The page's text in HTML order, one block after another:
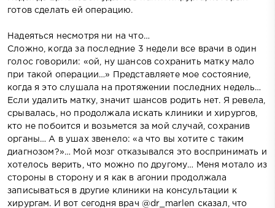
готов сделать ей операцию.
Надеяться несмотря ни на что…
Сложно, когда за последние 3 недели все врачи в один
голос говорили: «ой, ну шансов сохранить матку мало
при такой операции…» Представляете мое состояние,
когда я это слушала на протяжении последних недель…
Если удалить матку, значит шансов родить нет. Я ревела,
срывалась, но продолжала искать клиники и хирургов,
кто не побоится и возьмется за мой случай, сохранив
органы… А в ушах звенело: «а что вы хотите с таким
диагнозом?»… Мой мозг отказывался это воспринимать и
хотелось верить, что можно по другому… Меня мотало из
стороны в сторону и я как в агонии продолжала
записываться в другие клиники на консультации к
хирургам. И вот сегодня врач @dr_marlen сказал, что